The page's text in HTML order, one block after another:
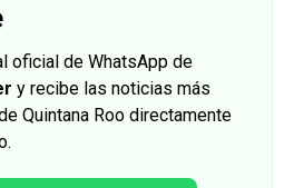
oficial de WhatsApp de
y recibe las noticias más
Quintana Roo directamente